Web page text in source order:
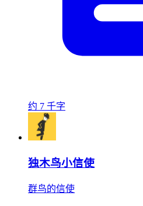
约 7 千字
独木鸟小信使
群鸟的信使